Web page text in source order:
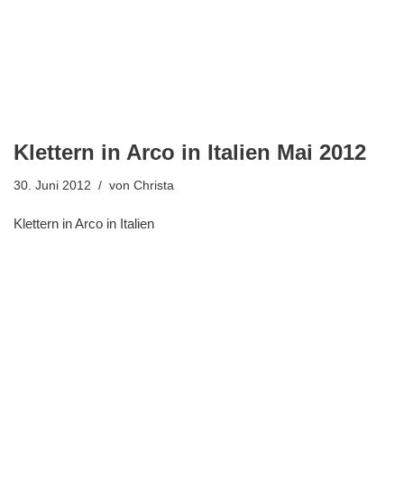
Klettern in Arco in Italien Mai 2012
30. Juni 2012 von Christa
Klettern in Arco in Italien